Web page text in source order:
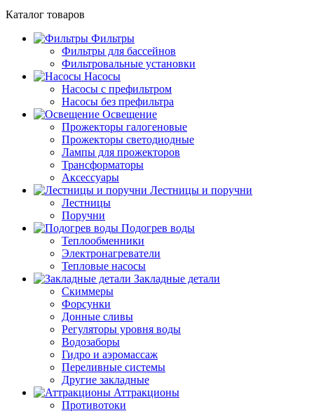
Каталог товаров
Фильтры
Фильтры для бассейнов
Фильтровальные установки
Насосы
Насосы с префильтром
Насосы без префильтра
Освещение
Прожекторы галогеновые
Прожекторы светодиодные
Лампы для прожекторов
Трансформаторы
Аксессуары
Лестницы и поручни
Лестницы
Поручни
Подогрев воды
Теплообменники
Электронагреватели
Тепловые насосы
Закладные детали
Скиммеры
Форсунки
Донные сливы
Регуляторы уровня воды
Водозаборы
Гидро и аэромассаж
Переливные системы
Другие закладные
Аттракционы
Противотоки